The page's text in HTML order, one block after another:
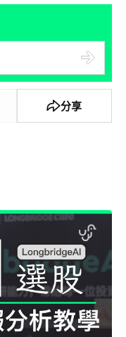
分享